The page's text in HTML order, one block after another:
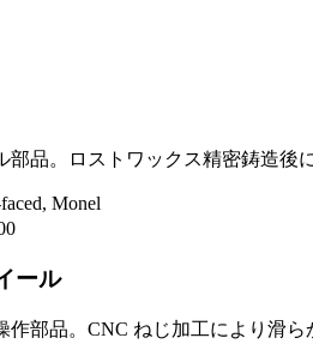
品。ロストワックス精密鋳造後
Monel
ール
部品。CNC ねじ加工により滑ら